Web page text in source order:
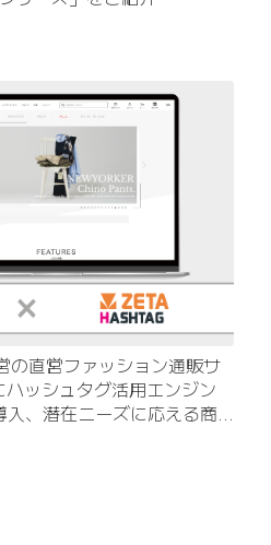
の直営ファッション通販サ
ッシュタグ活用エンジン
入、潜在ニーズに応える商